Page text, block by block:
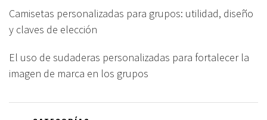
Camisetas personalizadas para grupos: utilidad, diseño
y claves de elección
El uso de sudaderas personalizadas para fortalecer la
imagen de marca en los grupos